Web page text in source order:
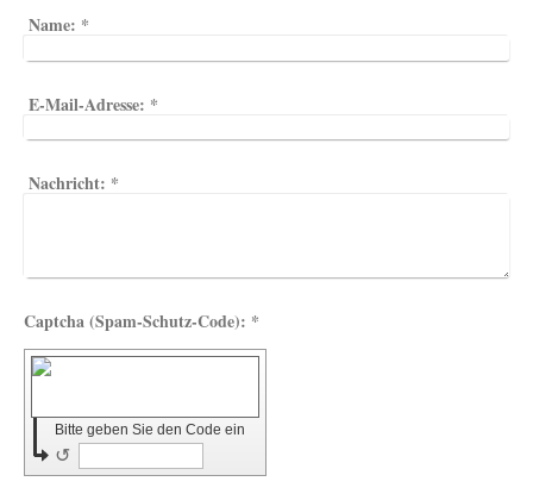
Name: *
E-Mail-Adresse: *
Nachricht: *
Captcha (Spam-Schutz-Code): *
Bitte geben Sie den Code ein
↺